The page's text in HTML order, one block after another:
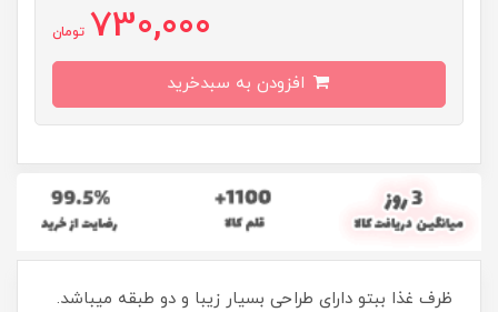
730,000 تومان
ظرف غذا ببتو دارای طراحی بسیار زیبا و دو طبقه میباشد.